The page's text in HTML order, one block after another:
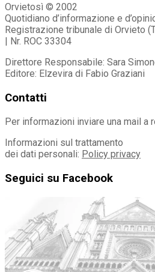
Orvietosì © 2002
Quotidiano d’informazione e
Registrazione tribunale di Orvieto
| Nr. ROC 33304
Direttore Responsabile: Sara
Editore: Elzevira di Fabio Graziani
Contatti
Per informazioni inviare una mail a
Informazioni sul trattamento
dei dati personali: Policy privacy
Seguici su Facebook